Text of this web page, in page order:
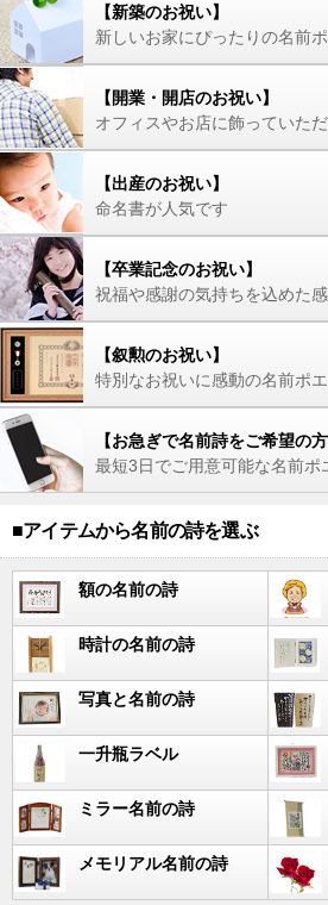
【新築のお祝い】
新しいお家にぴったりの名前
【開業・開店のお祝い】
オフィスやお店に飾っていた
【出産のお祝い】
命名書が人気です
【卒業記念のお祝い】
祝福や感謝の気持ちを込めた
【叙勲のお祝い】
特別なお祝いに感動の名前ポ
【お急ぎで名前詩をご希望の方
最短3日でご用意可能な名前ポ
■アイテムから名前の詩を選ぶ
額の名前の詩
時計の名前の詩
写真と名前の詩
一升瓶ラベル
ミラー名前の詩
メモリアル名前の詩